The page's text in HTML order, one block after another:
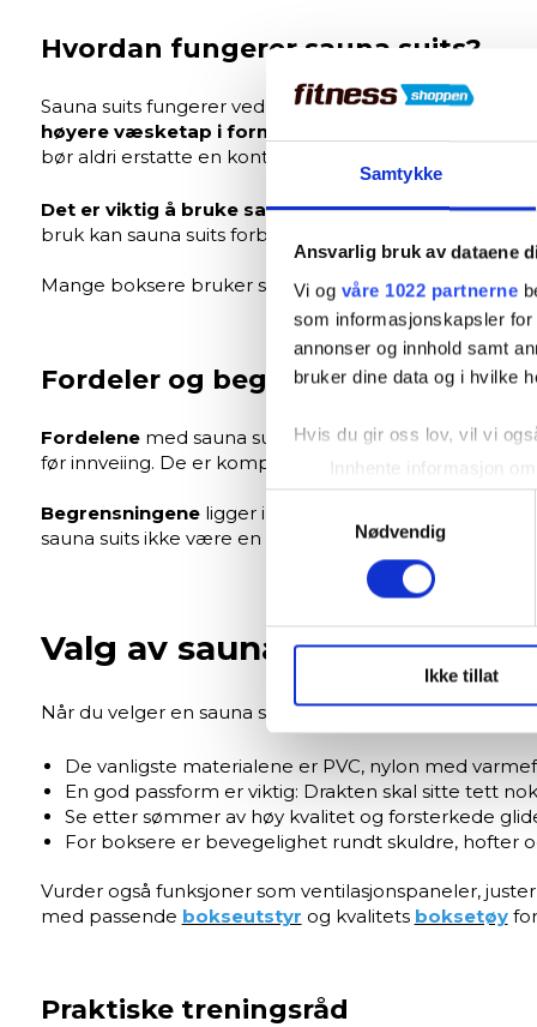
Samtykke
Ansvarlig bruk av dataene
Vi og våre 1022 partnerne
som informasjonskapsler
annonser og innhold samt
bruker dine data og i hvilke
Hvis du gir oss lov, vil vi
Innhente informasjon
Identifisere enheten din
mer infokan du lese
Du kan hele tiden endre
analysere trafikken vår. Vi
sosiale medier,
dem, eller som de har
Nødvendig
Ikke tillat
Hvordan fungerer sauna suits?
Sauna suits fungerer ved å begrense
høyere væsketap i form av svette
bør aldri erstatte en kontrollert kostholds- og
Det er viktig å bruke sauna suits ansvarlig:Følg
bruk kan sauna suits forbedre intensiteten i
Mange boksere bruker sauna suits som et
Fordeler og begrensninger
Fordelene med sauna suits inkluderer økt
før innveiing. De er kompakte, enkle å oppbevare
Begrensningeneligger i risikoen for dehydrering,
sauna suits ikke være en daglig løsning for
Valg av sauna suit —
Når du velger en sauna suit, er materialet,
De vanligste materialene er PVC, nylon med
En god passform er viktig: Drakten skal sitte tett
Se etter sømmer av høy kvalitet og forsterkede
For boksere er bevegelighet rundt skuldre, hofter
Vurder også funksjoner som ventilasjonspaneler,
med passende bokseutstyr og kvalitets boksetøyfor
Praktiske treningsråd